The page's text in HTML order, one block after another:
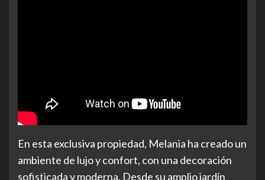
En esta exclusiva propiedad, Melania ha creado un
ambiente de lujo y confort, con una decoración
sofisticada y moderna. Desde su amplio jardín